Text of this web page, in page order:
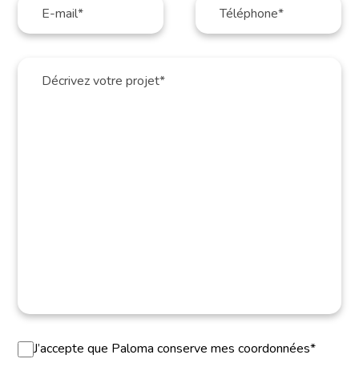
J’accepte que Paloma conserve mes coordonnées*